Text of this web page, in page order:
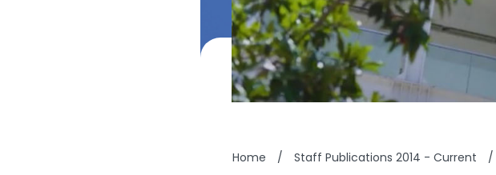
Home / Staff Publications 2014 - Current /